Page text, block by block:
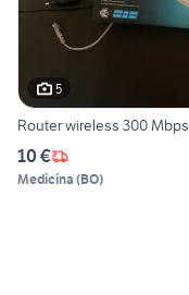
5
Router wireless 300 Mbps
10 €
Medicina (BO)